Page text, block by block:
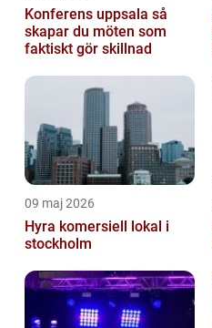
Konferens uppsala så
skapar du möten som
faktiskt gör skillnad
09 maj 2026
Hyra komersiell lokal i
stockholm